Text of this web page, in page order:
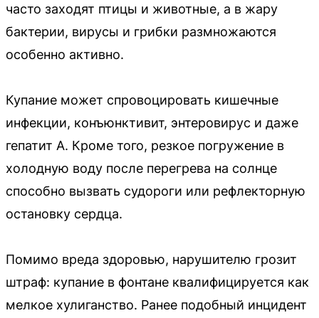
часто заходят птицы и животные, а в жару
бактерии, вирусы и грибки размножаются
особенно активно.
Купание может спровоцировать кишечные
инфекции, конъюнктивит, энтеровирус и даже
гепатит А. Кроме того, резкое погружение в
холодную воду после перегрева на солнце
способно вызвать судороги или рефлекторную
остановку сердца.
Помимо вреда здоровью, нарушителю грозит
штраф: купание в фонтане квалифицируется как
мелкое хулиганство. Ранее подобный инцидент